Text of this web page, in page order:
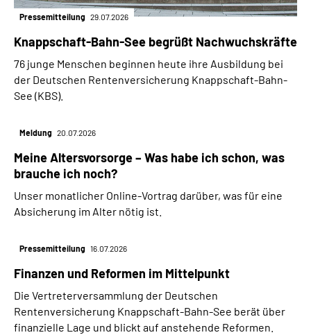
Pressemitteilung 29.07.2026
Knappschaft-Bahn-See begrüßt Nachwuchskräfte
76 junge Menschen beginnen heute ihre Ausbildung bei
der Deutschen Rentenversicherung Knappschaft-Bahn-
See (KBS).
Meldung 20.07.2026
Meine Altersvorsorge – Was habe ich schon, was
brauche ich noch?
Unser monatlicher Online-Vortrag darüber, was für eine
Absicherung im Alter nötig ist.
Pressemitteilung 16.07.2026
Finanzen und Reformen im Mittelpunkt
Die Vertreterversammlung der Deutschen
Rentenversicherung Knappschaft-Bahn-See berät über
finanzielle Lage und blickt auf anstehende Reformen.